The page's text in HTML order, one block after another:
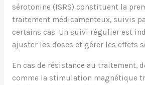
sérotonine (ISRS) constituent la
traitement médicamenteux, suivis
certains cas. Un suivi régulier est
ajuster les doses et gérer les effets
En cas de résistance au traitement,
comme la stimulation magnétique